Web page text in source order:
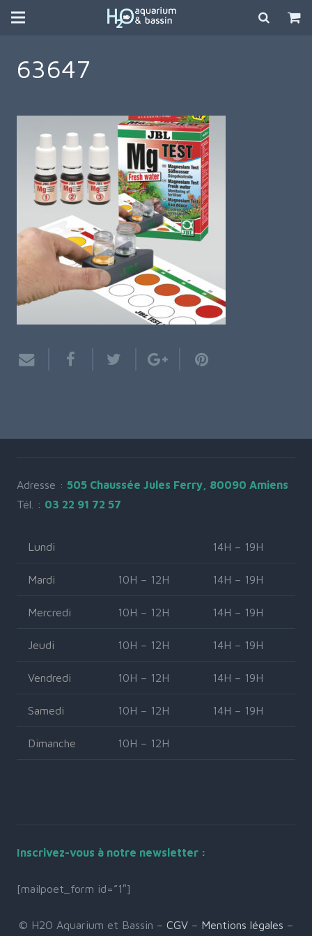
63647
Adresse : 505 Chaussée Jules Ferry, 80090 Amiens
Tél. : 03 22 91 72 57
Lundi 14H – 19H
Mardi 10H – 12H 14H – 19H
Mercredi 10H – 12H 14H – 19H
Jeudi 10H – 12H 14H – 19H
Vendredi 10H – 12H 14H – 19H
Samedi 10H – 12H 14H – 19H
Dimanche 10H – 12H
Inscrivez-vous à notre newsletter :
[mailpoet_form id=”1″]
© H2O Aquarium et Bassin – CGV – Mentions légales –